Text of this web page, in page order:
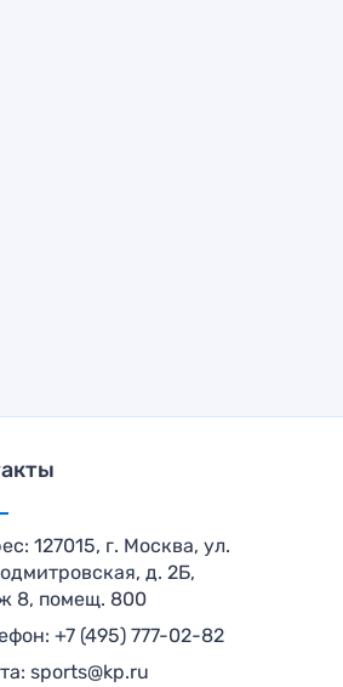
127015, г. Москва, ул.
д. 2Б,
8, помещ. 800
+7 (495) 777-02-82
sports@kp.ru